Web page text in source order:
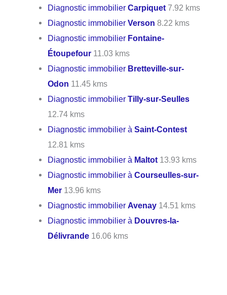
Diagnostic immobilierCarpiquet 7.92 kms
Diagnostic immobilierVerson 8.22 kms
Diagnostic immobilier Fontaine-
Étoupefour 11.03 kms
Diagnostic immobilier Bretteville-sur-
Odon 11.45 kms
Diagnostic immobilierTilly-sur-Seulles
12.74 kms
Diagnostic immobilier àSaint-Contest
12.81 kms
Diagnostic immobilier à Maltot 13.93 kms
Diagnostic immobilier àCourseulles-sur-
Mer 13.96 kms
Diagnostic immobilierAvenay 14.51 kms
Diagnostic immobilier à Douvres-la-
Délivrande 16.06 kms